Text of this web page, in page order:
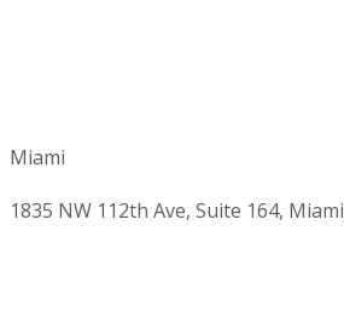
Miami
1835 NW 112th Ave, Suite 164,